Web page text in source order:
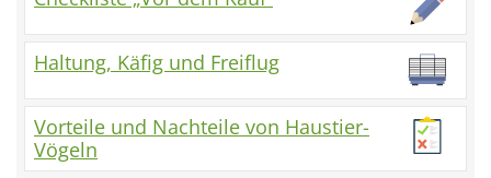
Haltung, Käfig und Freiflug
Vorteile und Nachteile von Haustier-
Vögeln